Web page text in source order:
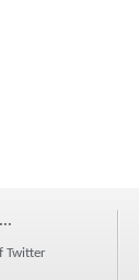
Twitter